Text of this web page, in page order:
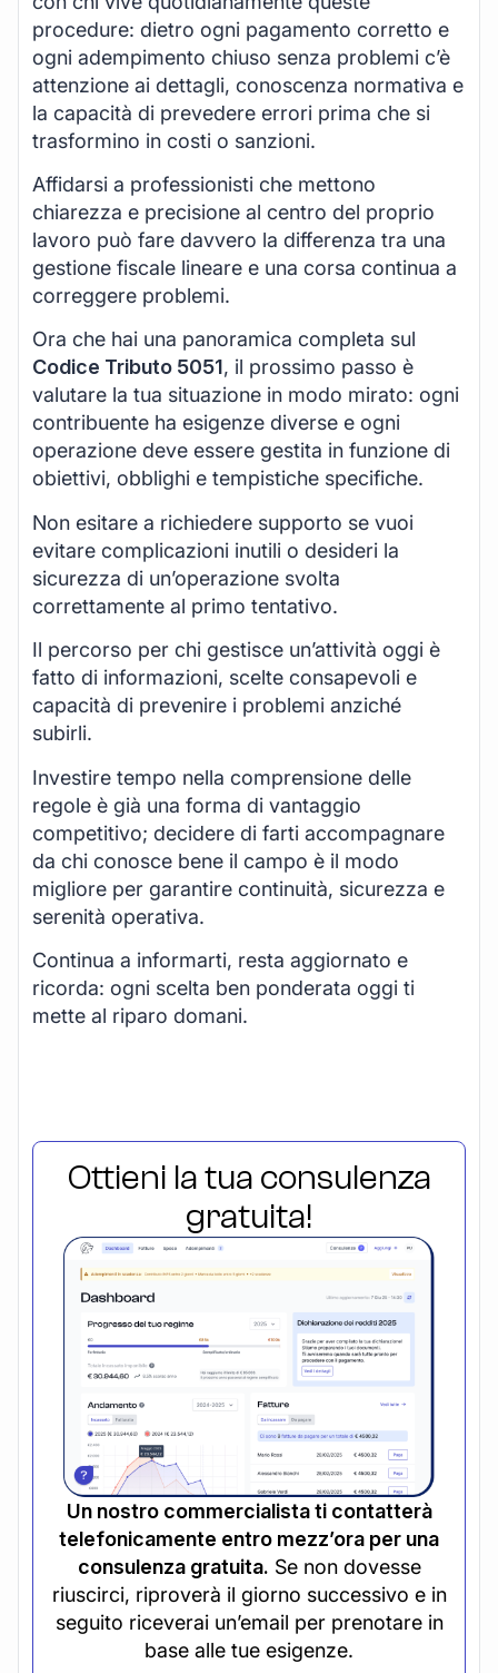
procedure: dietro ogni pagamento corretto e
ogni adempimento chiuso senza problemi c’è
attenzione ai dettagli, conoscenza normativa e
la capacità di prevedere errori prima che si
trasformino in costi o sanzioni.
Affidarsi a professionisti che mettono
chiarezza e precisione al centro del proprio
lavoro può fare davvero la differenza tra una
gestione fiscale lineare e una corsa continua a
correggere problemi.
Ora che hai una panoramica completa sul
Codice Tributo 5051, il prossimo passo è
valutare la tua situazione in modo mirato: ogni
contribuente ha esigenze diverse e ogni
operazione deve essere gestita in funzione di
obiettivi, obblighi e tempistiche specifiche.
Non esitare a richiedere supporto se vuoi
evitare complicazioni inutili o desideri la
sicurezza di un’operazione svolta
correttamente al primo tentativo.
Il percorso per chi gestisce un’attività oggi è
fatto di informazioni, scelte consapevoli e
capacità di prevenire i problemi anziché
subirli.
Investire tempo nella comprensione delle
regole è già una forma di vantaggio
competitivo; decidere di farti accompagnare
da chi conosce bene il campo è il modo
migliore per garantire continuità, sicurezza e
serenità operativa.
Continua a informarti, resta aggiornato e
ricorda: ogni scelta ben ponderata oggi ti
mette al riparo domani.
Ottieni la tua consulenza
gratuita!
Un nostro commercialista ti contatterà
telefonicamente entro mezz’ora per una
consulenza gratuita. Se non dovesse
riuscirci, riproverà il giorno successivo e in
seguito riceverai un’email per prenotare in
base alle tue esigenze.